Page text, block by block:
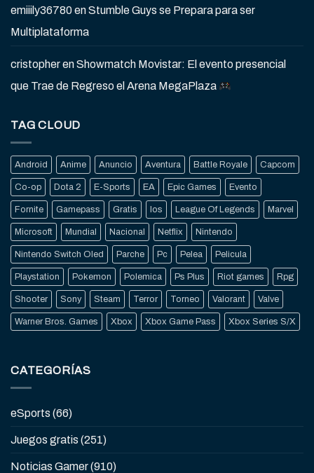
emiiily36780enStumble Guys se Prepara para ser
Multiplataforma
cristopherenShowmatch Movistar: El evento presencial
que Trae de Regreso el Arena MegaPlaza
TAG CLOUD
Android Anime Anuncio Aventura Battle Royale Capcom
Co-op Dota 2 E-Sports EA Epic Games Evento
Fornite Gamepass Gratis Ios League Of Legends Marvel
Microsoft Mundial Nacional Netflix Nintendo
Nintendo Switch Oled Parche Pc Pelea Pelicula
Playstation Pokemon Polemica Ps Plus Riot games Rpg
Shooter Sony Steam Terror Torneo Valorant Valve
Warner Bros. Games Xbox Xbox Game Pass Xbox Series S/X
CATEGORÍAS
eSports (66)
Juegos gratis (251)
Noticias Gamer(910)